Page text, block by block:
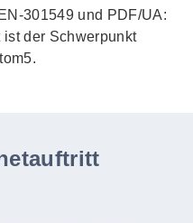
301549 und PDF/UA:
der Schwerpunkt